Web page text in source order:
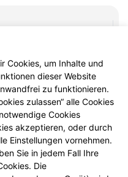
Cookies, um Inhalte und
dieser Website
zu funktionieren.
zulassen“ alle Cookies
Cookies
akzeptieren, oder durch
Einstellungen vornehmen.
Sie in jedem Fall Ihre
Die